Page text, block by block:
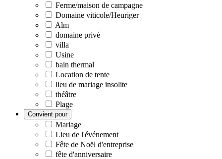
Ferme/maison de campagne
Domaine viticole/Heuriger
Alm
domaine privé
villa
Usine
bain thermal
Location de tente
lieu de mariage insolite
théâtre
Plage
Convient pour
Mariage
Lieu de l'événement
Fête de Noël d'entreprise
fête d'anniversaire